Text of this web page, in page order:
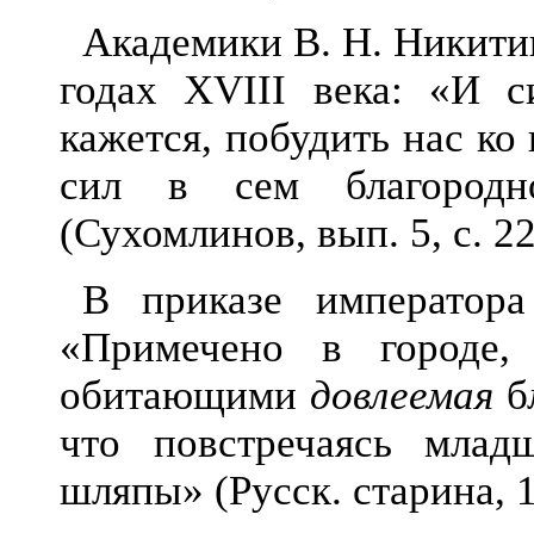
Академики В. Н.
годах XVIII века: «И
кажется, побудить нас
сил в сем
(Сухомлинов, вып. 5, с.
В приказе
«Примечено в
обитающими довлеемая
что повстречаясь
шляпы» (Русск. старина,